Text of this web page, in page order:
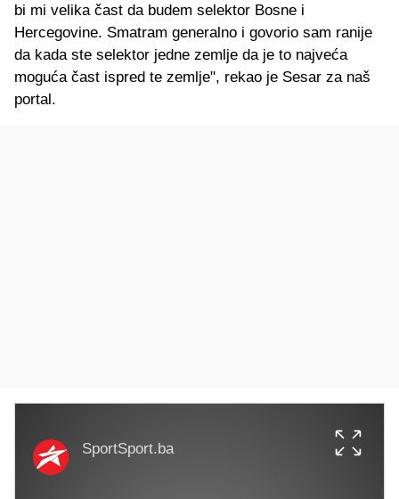
bi mi velika čast da budem selektor Bosne i
Hercegovine. Smatram generalno i govorio sam ranije
da kada ste selektor jedne zemlje da je to najveća
moguća čast ispred te zemlje", rekao je Sesar za naš
portal.
SportSport.ba